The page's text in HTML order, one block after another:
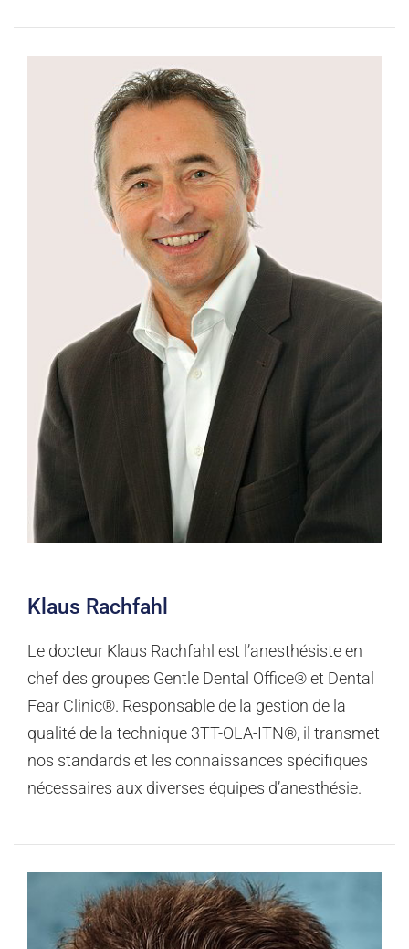
Klaus Rachfahl
Le docteur Klaus Rachfahl est l’anesthésiste en
chef des groupes Gentle Dental Office® et Dental
Fear Clinic®. Responsable de la gestion de la
qualité de la technique 3TT-OLA-ITN®, il transmet
nos standards et les connaissances spécifiques
nécessaires aux diverses équipes d’anesthésie.